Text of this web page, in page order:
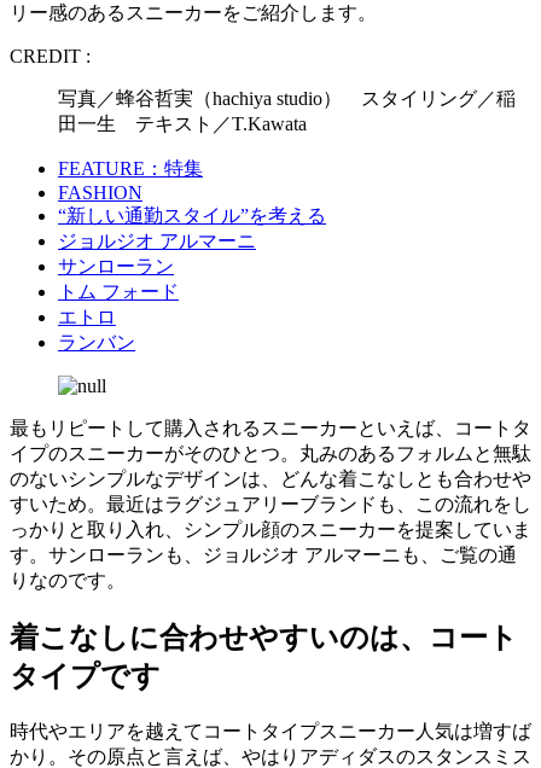
リー感のあるスニーカーをご紹介します。
CREDIT :
写真／蜂谷哲実（hachiya studio） スタイリング／稲
田一生 テキスト／T.Kawata
FEATURE：特集
FASHION
“新しい通勤スタイル”を考える
ジョルジオ アルマーニ
サンローラン
トム フォード
エトロ
ランバン
最もリピートして購入されるスニーカーといえば、コートタ
イプのスニーカーがそのひとつ。丸みのあるフォルムと無駄
のないシンプルなデザインは、どんな着こなしとも合わせや
すいため。最近はラグジュアリーブランドも、この流れをし
っかりと取り入れ、シンプル顔のスニーカーを提案していま
す。サンローランも、ジョルジオ アルマーニも、ご覧の通
りなのです。
着こなしに合わせやすいのは、コート
タイプです
時代やエリアを越えてコートタイプスニーカー人気は増すば
かり。その原点と言えば、やはりアディダスのスタンスミス